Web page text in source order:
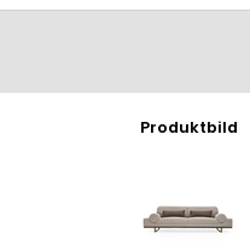
Produktbild